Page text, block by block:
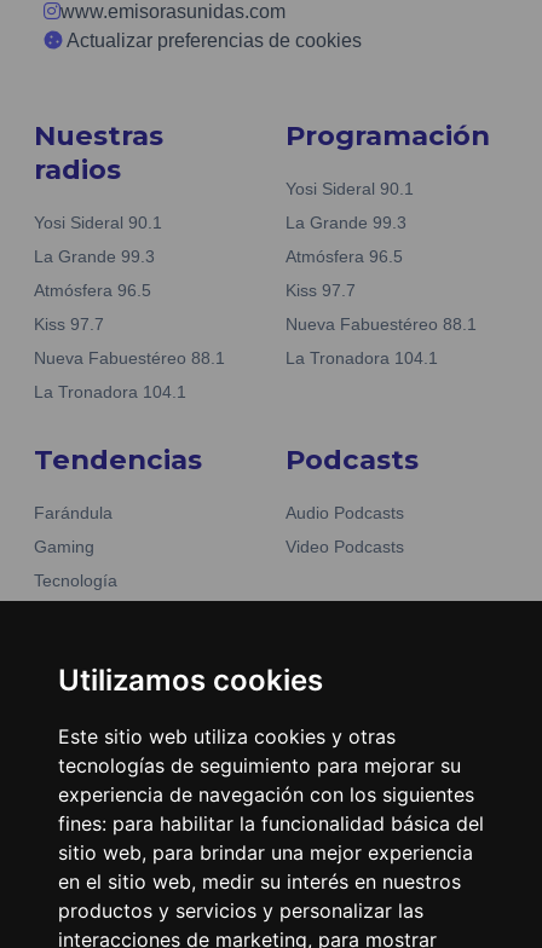
Utilizamos cookies
Este sitio web utiliza cookies y otras
tecnologías de seguimiento para mejorar su
experiencia de navegación con los siguientes
fines: para habilitar la funcionalidad básica del
sitio web, para brindar una mejor experiencia
en el sitio web, medir su interés en nuestros
productos y servicios y personalizar las
interacciones de marketing, para mostrar
www.emisorasunidas.com
Actualizar preferencias de cookies
Nuestras
radios
Yosi Sideral 90.1
La Grande 99.3
Atmósfera 96.5
Kiss 97.7
Nueva Fabuestéreo 88.1
La Tronadora 104.1
Programación
Yosi Sideral 90.1
La Grande 99.3
Atmósfera 96.5
Kiss 97.7
Nueva Fabuestéreo 88.1
La Tronadora 104.1
Tendencias
Farándula
Gaming
Tecnología
Noticias
Podcasts
Audio Podcasts
Video Podcasts
Emisoras Unidas
Encuéntranos
Contacto
Términos y condiciones
Directorio